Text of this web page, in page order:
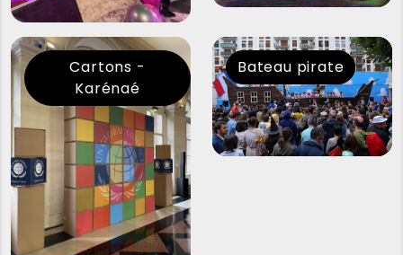
Cartons -
Karénaé
Bateau pirate